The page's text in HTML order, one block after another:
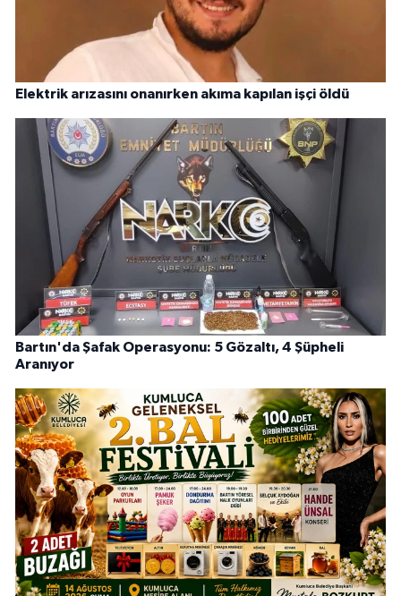
Elektrik arızasını onanırken akıma kapılan işçi öldü
Bartın'da Şafak Operasyonu: 5 Gözaltı, 4 Şüpheli
Aranıyor